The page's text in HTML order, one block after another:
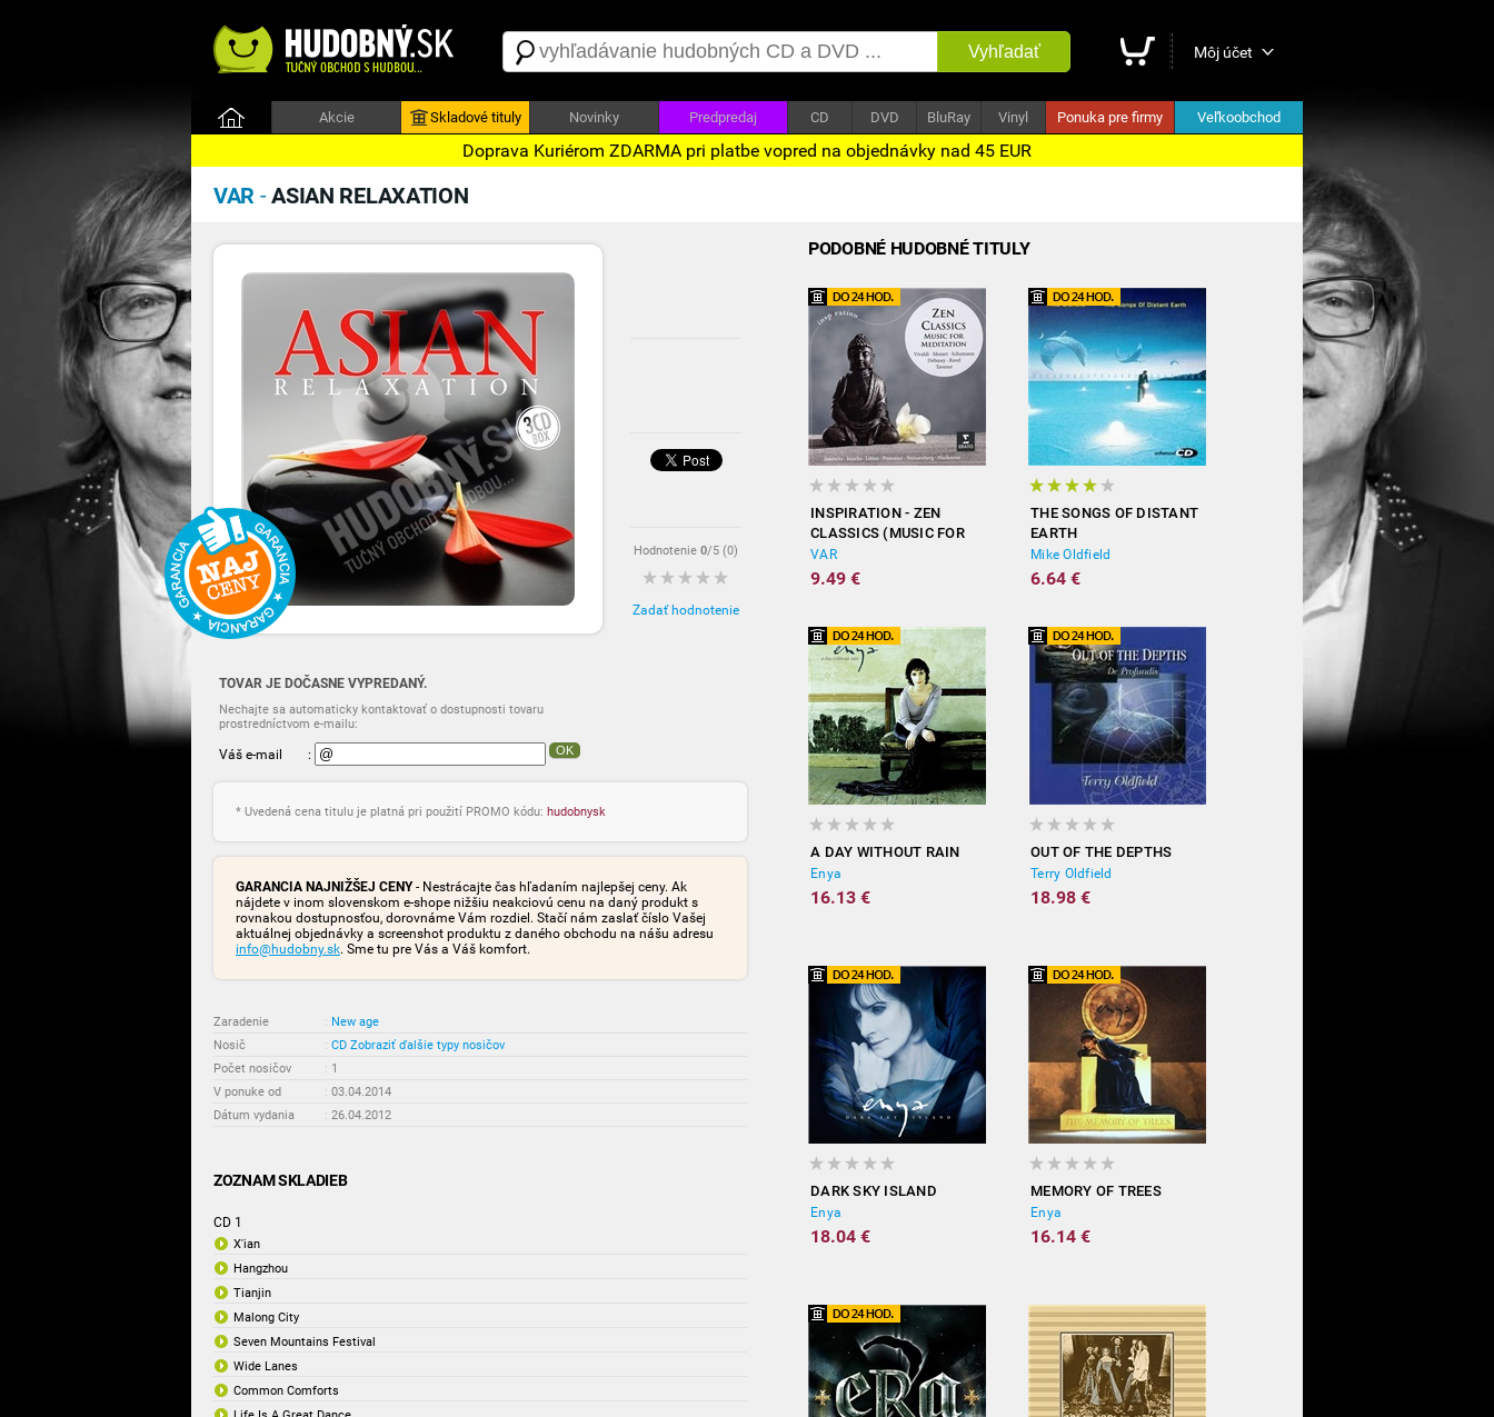
Vyhľadať Môj účet
Akcie Skladové tituly Novinky Predpredaj CD DVD BluRay Vinyl Ponuka pre firmy Veľkoobchod
Doprava Kuriérom ZDARMA pri platbe vopred na objednávky nad 45 EUR
VAR -ASIAN RELAXATION
Hodnotenie 0/5 (0)
Zadať hodnotenie
TOVAR JE DOČASNE VYPREDANÝ.
Nechajte sa automaticky kontaktovať o dostupnosti tovaru
prostredníctvom e-mailu:
Váš e-mail : OK
* Uvedená cena titulu je platná pri použití PROMO kódu: hudobnysk
GARANCIA NAJNIŽŠEJ CENY- Nestrácajte čas hľadaním najlepšej ceny. Ak
nájdete v inom slovenskom e-shope nižšiu neakciovú cenu na daný produkt s
rovnakou dostupnosťou, dorovnáme Vám rozdiel. Stačí nám zaslať číslo Vašej
aktuálnej objednávky a screenshot produktu z daného obchodu na nášu adresu
info@hudobny.sk. Sme tu pre Vás a Váš komfort.
Zaradenie : New age
Nosič
: CD Zobraziť ďalšie typy nosičov
Počet nosičov
: 1
V ponuke od
: 03.04.2014
Dátum vydania
: 26.04.2012
ZOZNAM SKLADIEB
CD 1
X'ian
Hangzhou
Tianjin
Malong City
Seven Mountains Festival
Wide Lanes
Common Comforts
PODOBNÉ HUDOBNÉ TITULY
INSPIRATION - ZEN
CLASSICS (MUSIC FOR
MEDITATION)
VAR
9.49 €
THE SONGS OF DISTANT
EARTH
Mike Oldfield
6.64 €
A DAY WITHOUT RAIN
Enya
16.13 €
OUT OF THE DEPTHS
Terry Oldfield
18.98 €
DARK SKY ISLAND
Enya
18.04 €
MEMORY OF TREES
Enya
16.14 €